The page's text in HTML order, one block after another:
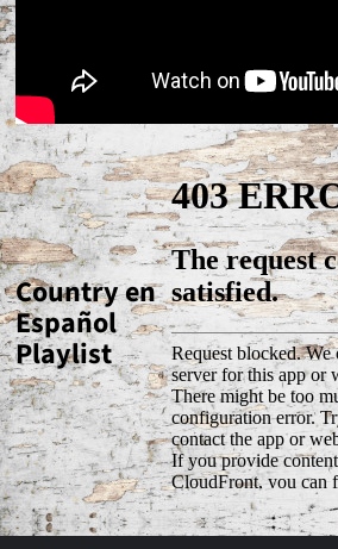
Country en
Español
Playlist